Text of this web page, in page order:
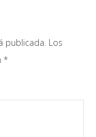
publicada. Los
*